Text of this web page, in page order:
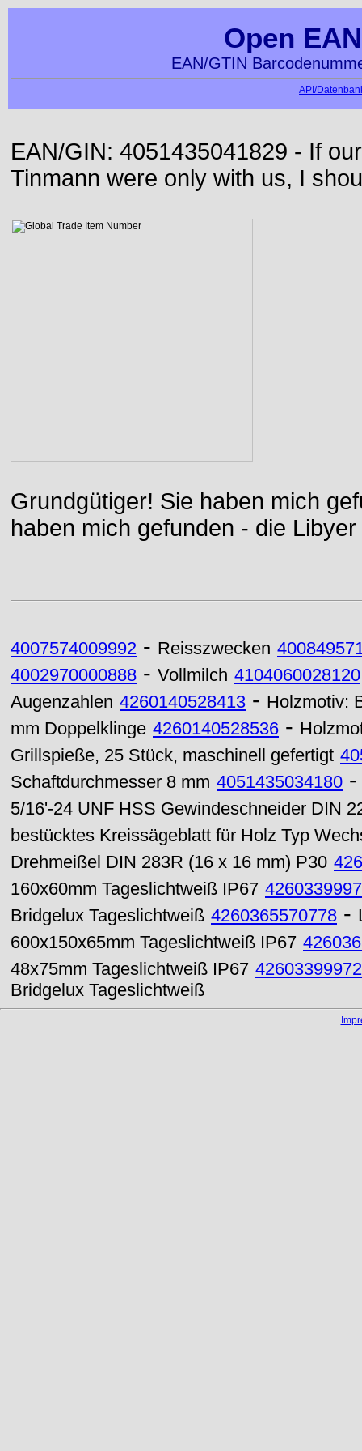
Open
EAN/GTIN
API/
EAN/GIN: 4051435041829 - If
Tinmann were only with us, I
Grundgütiger! Sie haben mich
haben mich gefunden - die
4007574009992 - Reisszwecken
4002970000888 - Vollmilch 4104060028120
Augenzahlen 4260140528413 - Holzmotiv:
mm Doppelklinge 4260140528536 -
Grillspieße, 25 Stück, maschinell gefertigt
Schaftdurchmesser 8 mm 4051435034180
5/16'-24 UNF HSS Gewindeschneider DIN
bestücktes Kreissägeblatt für Holz Typ
Drehmeißel DIN 283R (16 x 16 mm) P30
160x60mm Tageslichtweiß IP67
Bridgelux Tageslichtweiß 4260365570778 -
600x150x65mm Tageslichtweiß IP67
48x75mm Tageslichtweiß IP67
Bridgelux Tageslichtweiß